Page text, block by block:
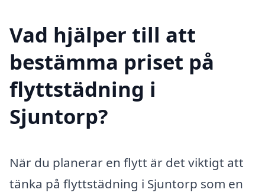
Vad hjälper till att
bestämma priset på
flyttstädning i
Sjuntorp?
När du planerar en flytt är det viktigt att
tänka på flyttstädning i Sjuntorp som en